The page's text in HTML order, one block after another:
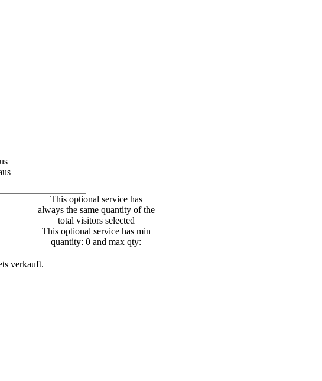
This optional service has
always the same quantity of the
total visitors selected
This optional service has min
quantity: 0 and max qty:
verkauft.